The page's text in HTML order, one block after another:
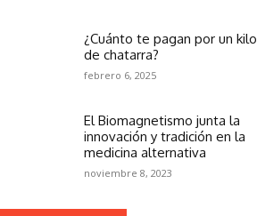
¿Cuánto te pagan por un kilo
de chatarra?
febrero 6, 2025
El Biomagnetismo junta la
innovación y tradición en la
medicina alternativa
noviembre 8, 2023